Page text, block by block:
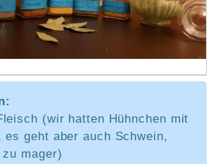
(wir hatten Hühnchen mit
es geht aber auch Schwein,
mager)